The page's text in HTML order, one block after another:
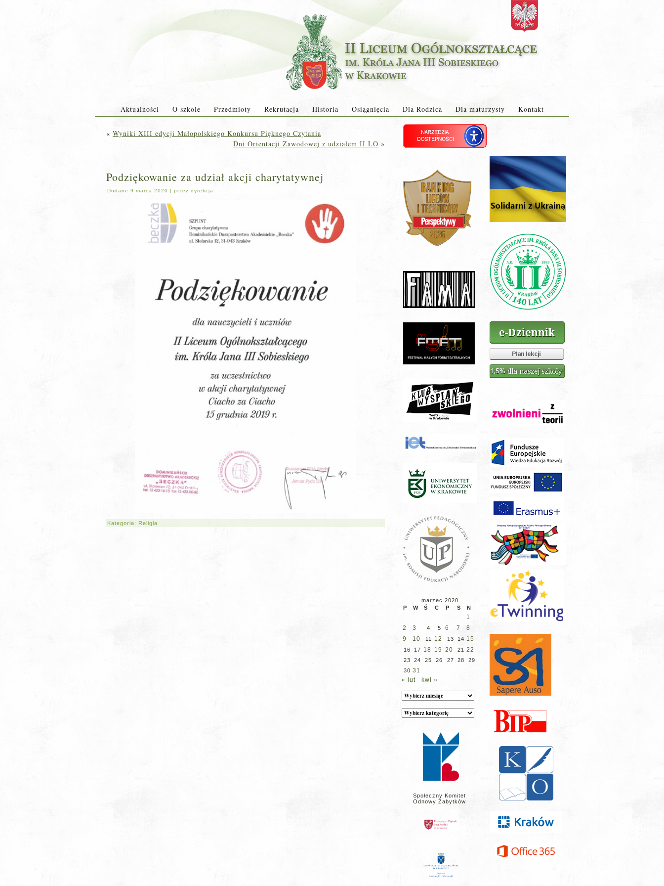
Aktualności O szkole Przedmioty Rekrutacja Historia Osiągnięcia Dla Rodzica Dla maturzysty Kontakt
« Wyniki XIII edycji Małopolskiego Konkursu Pięknego Czytania
Dni Orientacji Zawodowej z udziałem II LO »
Podziękowanie za udział akcji charytatywnej
Dodane 9 marca 2020 | przez dyrekcja
Kategoria: Religia
marzec 2020
P
W Ś C P S N
1
2
3 4 5 6 7
8
9
10 11 12 13 14 15
16 17 18 19 20 21 22
23 24 25 26 27 28
29
30 31
« lut
kwi »
Archiwum
Kategorie
wpisów
Społeczny Komitet
Odnowy Zabytków